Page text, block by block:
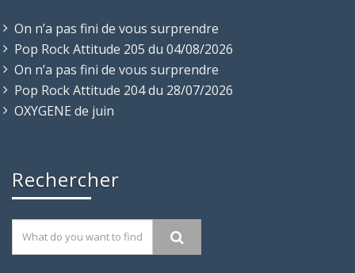
On n’a pas fini de vous surprendre
Pop Rock Attitude 205 du 04/08/2026
On n’a pas fini de vous surprendre
Pop Rock Attitude 204 du 28/07/2026
OXYGENE de juin
Rechercher